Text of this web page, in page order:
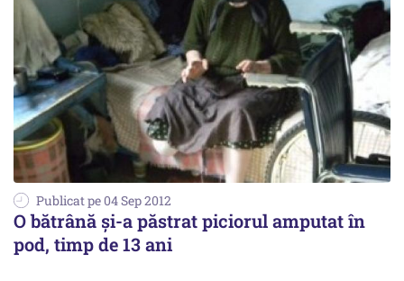
Publicat pe 04 Sep 2012
O bătrână și-a păstrat piciorul amputat în
pod, timp de 13 ani